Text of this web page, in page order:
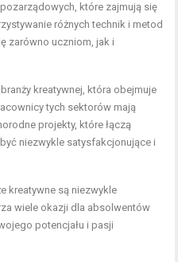
które zajmują się
różnych technik i metod
zarówno uczniom, jak i
kreatywnej, która obejmuje
tych sektorów mają
projekty, które łączą
niezwykle satysfakcjonujące i
kreatywne są niezwykle
wiele okazji dla absolwentów
potencjału i pasji